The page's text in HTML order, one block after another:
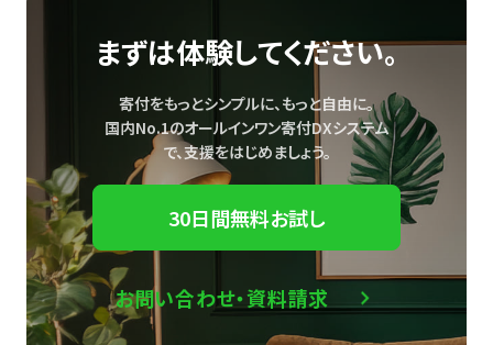
まずは体験してください。
寄付をもっとシンプルに、もっと自由に。
国内No.1のオールインワン寄付DXシステム
で、支援をはじめましょう。
30日間無料お試し
お問い合わせ・資料請求